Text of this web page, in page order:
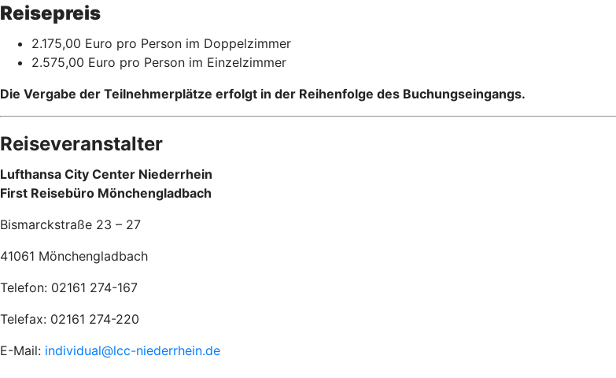
Reisepreis
2.175,00 Euro pro Person im Doppelzimmer
2.575,00 Euro pro Person im Einzelzimmer
Die Vergabe der Teilnehmerplätze erfolgt in der Reihenfolge des Buchungseingangs.
Reiseveranstalter
Lufthansa City Center Niederrhein
First Reisebüro Mönchengladbach
Bismarckstraße 23 – 27
41061 Mönchengladbach
Telefon: 02161 274-167
Telefax: 02161 274-220
E-Mail: individual@lcc-niederrhein.de